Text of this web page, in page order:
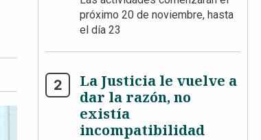
próximo 20 de noviembre, hasta
el día 23
La Justicia le vuelve a
dar la razón, no
existía
incompatibilidad